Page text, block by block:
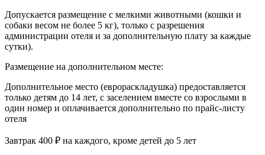
Допускается размещение с мелкими животными (кошки и
собаки весом не более 5 кг), только с разрешения
администрации отеля и за дополнительную плату за каждые
сутки).
Размещение на дополнительном месте:
Дополнительное место (еврораскладушка) предоставляется
только детям до 14 лет, с заселением вместе со взрослыми в
один номер и оплачивается дополнительно по прайс-листу
отеля
Завтрак 400 ₽ на каждого, кроме детей до 5 лет